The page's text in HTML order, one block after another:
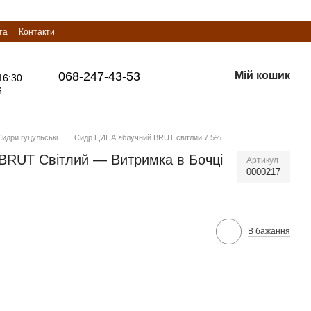
Контакти
068-247-43-53 Мій кошик
гуцульські Сидр ЦИПА яблучний BRUT світлий 7.5%
Світлий — Витримка в Бочці
Артикул
0000217
В бажання